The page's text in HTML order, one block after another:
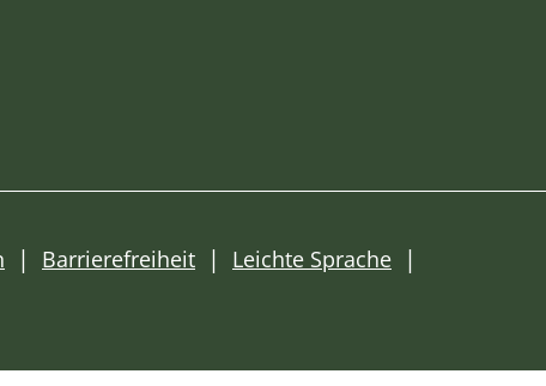
Barrierefreiheit
Leichte Sprache